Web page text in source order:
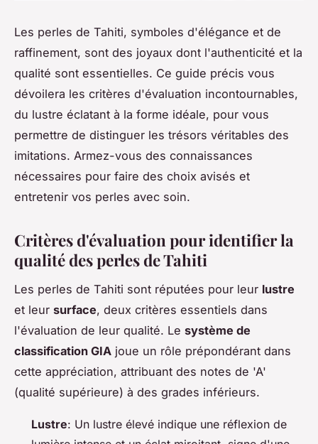
Les perles de Tahiti, symboles d'élégance et de
raffinement, sont des joyaux dont l'authenticité et la
qualité sont essentielles. Ce guide précis vous
dévoilera les critères d'évaluation incontournables,
du lustre éclatant à la forme idéale, pour vous
permettre de distinguer les trésors véritables des
imitations. Armez-vous des connaissances
nécessaires pour faire des choix avisés et
entretenir vos perles avec soin.
Critères d'évaluation pour identifier la
qualité des perles de Tahiti
Les perles de Tahiti sont réputées pour leur lustre
et leur surface, deux critères essentiels dans
l'évaluation de leur qualité. Le système de
classification GIA joue un rôle prépondérant dans
cette appréciation, attribuant des notes de 'A'
(qualité supérieure) à des grades inférieurs.
Lustre: Un lustre élevé indique une réflexion de